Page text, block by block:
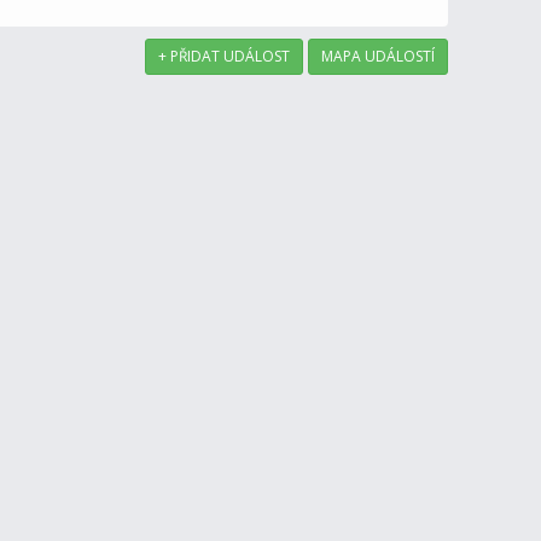
+ PŘIDAT UDÁLOST MAPA UDÁLOSTÍ